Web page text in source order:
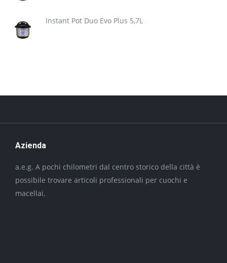
Instant Pot Duo Evo Plus 5,7L
Azienda
a.e.g. A pochi chilometri dal centro storico della città è
possibile trovare articoli professionali per cuochi e
macellai.